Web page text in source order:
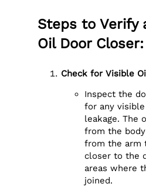
Steps to Verify
Oil Door Closer:
Check for Visible
Inspect the
for any
leakage. The
from the
from the arm
closer to the
areas where
joined.